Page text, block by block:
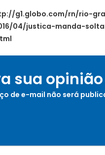
g1.globo.com/rn/rio-
04/justica-manda-
sua opinião
de e-mail não será